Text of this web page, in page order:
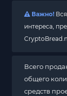
Важно!
интереса,
Всего
общего
средств